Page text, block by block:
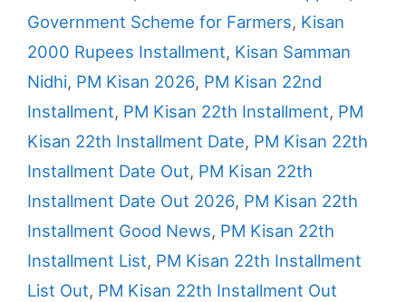
Government Scheme for Farmers, Kisan
2000 Rupees Installment, Kisan Samman
Nidhi, PM Kisan 2026, PM Kisan 22nd
Installment, PM Kisan 22th Installment, PM
Kisan 22th Installment Date, PM Kisan 22th
Installment Date Out, PM Kisan 22th
Installment Date Out 2026, PM Kisan 22th
Installment Good News, PM Kisan 22th
Installment List, PM Kisan 22th Installment
List Out, PM Kisan 22th Installment Out